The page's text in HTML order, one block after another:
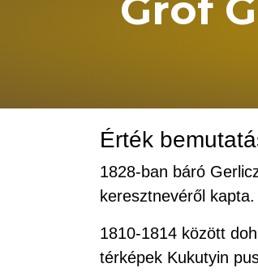
Gróf
Érték
1828-ban báró
keresztnevéről kapta.
1810-1814 között
térképek Kukutyin